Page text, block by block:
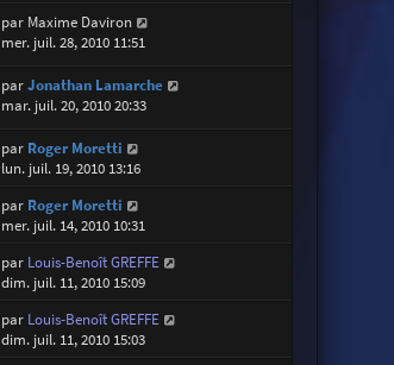
par Maxime Daviron
mer. juil. 28, 2010 11:51
parJonathan Lamarche
mar. juil. 20, 2010 20:33
par Roger Moretti
lun. juil. 19, 2010 13:16
par Roger Moretti
mer. juil. 14, 2010 10:31
par Louis-Benoît GREFFE
dim. juil. 11, 2010 15:09
par Louis-Benoît GREFFE
dim. juil. 11, 2010 15:03